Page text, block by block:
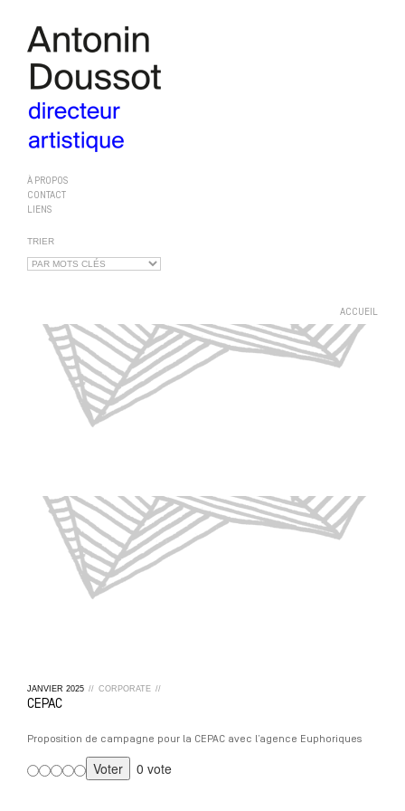
À PROPOS
CONTACT
LIENS
TRIER
ACCUEIL
JANVIER 2025 // CORPORATE //
CEPAC
Proposition de campagne pour la CEPAC avec l’agence Euphoriques
0 vote